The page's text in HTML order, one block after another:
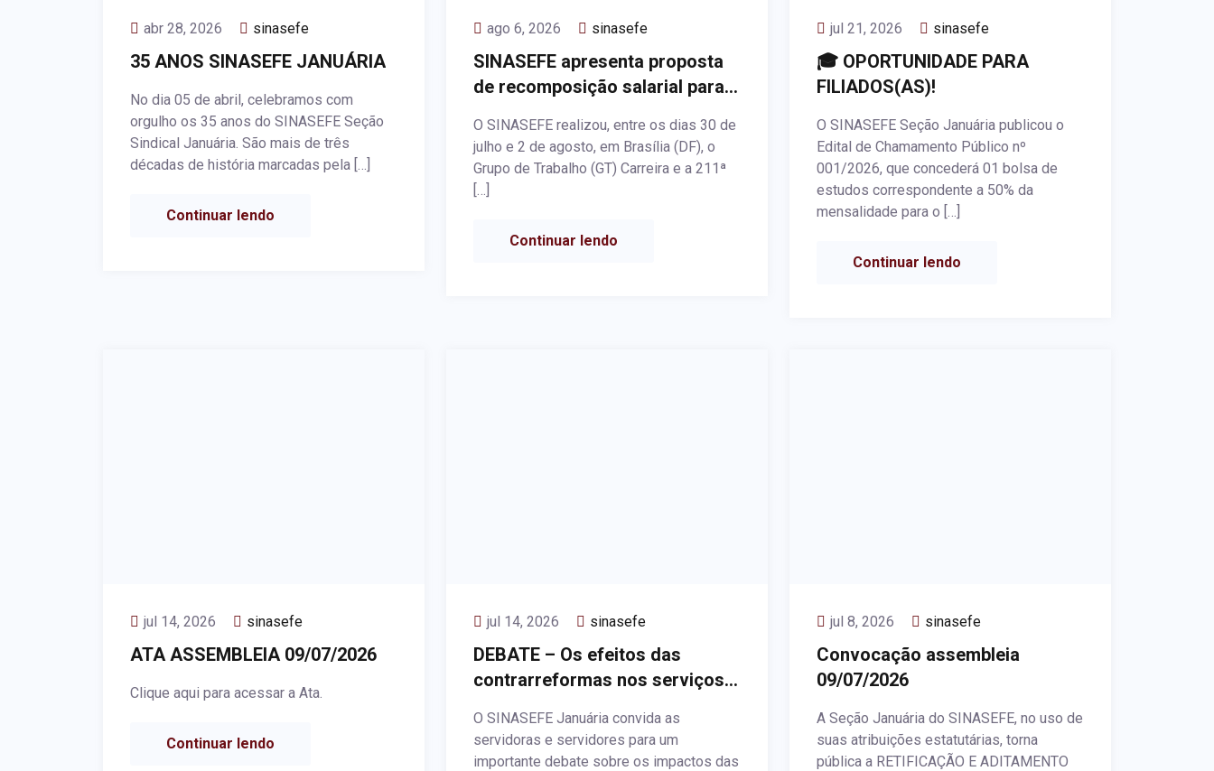
abr 28, 2026 sinasefe
35 ANOS SINASEFE JANUÁRIA
No dia 05 de abril, celebramos com
orgulho os 35 anos do SINASEFE Seção
Sindical Januária. São mais de três
décadas de história marcadas pela […]
Continuar lendo
ago 6, 2026 sinasefe
SINASEFE apresenta proposta
de recomposição salarial para
O SINASEFE realizou, entre os dias 30 de
julho e 2 de agosto, em Brasília (DF), o
Grupo de Trabalho (GT) Carreira e a 211ª
[…]
Continuar lendo
jul 21, 2026 sinasefe
🎓 OPORTUNIDADE PARA
FILIADOS(AS)!
O SINASEFE Seção Januária publicou o
Edital de Chamamento Público nº
001/2026, que concederá 01 bolsa de
estudos correspondente a 50% da
mensalidade para o […]
Continuar lendo
jul 14, 2026 sinasefe
ATA ASSEMBLEIA 09/07/2026
Clique aqui para acessar a Ata.
Continuar lendo
jul 14, 2026 sinasefe
DEBATE – Os efeitos das
contrarreformas nos serviços
servidores(as) públicos ativos,
aposentados e pensionistas
O SINASEFE Januária convida as
servidoras e servidores para um
importante debate sobre os impactos das
jul 8, 2026 sinasefe
Convocação assembleia
09/07/2026
A Seção Januária do SINASEFE, no uso de
suas atribuições estatutárias, torna
pública a RETIFICAÇÃO E ADITAMENTO